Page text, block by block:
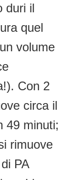
duri il
quel
volume
Con 2
circa il
49 minuti;
rimuove
PA